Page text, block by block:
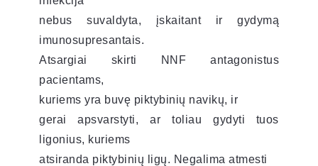
nebus suvaldyta, įskaitant ir gydymą
imunosupresantais.
Atsargiai skirti NNF antagonistus
pacientams,
kuriems yra buvę piktybinių navikų, ir
gerai apsvarstyti, ar toliau gydyti tuos
ligonius, kuriems
atsiranda piktybinių ligų. Negalima atmesti